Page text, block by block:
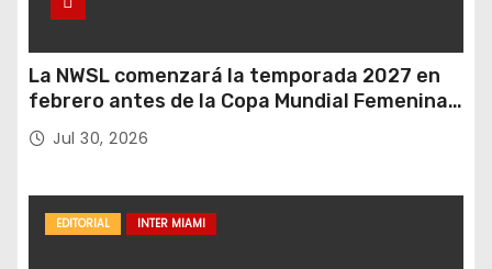
La NWSL comenzará la temporada 2027 en
febrero antes de la Copa Mundial Femenina
del próximo verano.
Jul 30, 2026
EDITORIAL INTER MIAMI